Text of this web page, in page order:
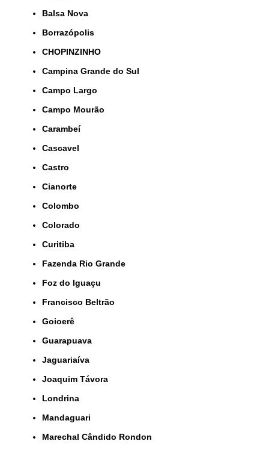
Balsa Nova
Borrazópolis
CHOPINZINHO
Campina Grande do Sul
Campo Largo
Campo Mourão
Carambeí
Cascavel
Castro
Cianorte
Colombo
Colorado
Curitiba
Fazenda Rio Grande
Foz do Iguaçu
Francisco Beltrão
Goioerê
Guarapuava
Jaguariaíva
Joaquim Távora
Londrina
Mandaguari
Marechal Cândido Rondon